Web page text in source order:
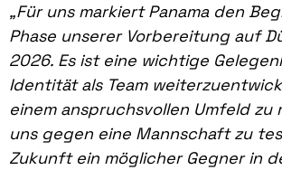
„Für uns markiert Panama den
Phase unserer Vorbereitung auf
2026. Es ist eine wichtige
Identität als Team
einem anspruchsvollen Umfeld zu
uns gegen eine Mannschaft zu
Zukunft ein möglicher Gegner in